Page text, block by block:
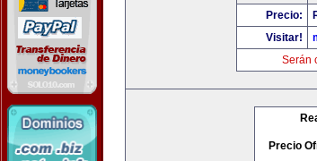
Precio:
Visitar!
Serán
Precio